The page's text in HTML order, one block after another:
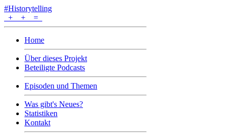
#Historytelling
+
+ =
Home
Über dieses Projekt
Beteiligte Podcasts
Episoden und Themen
Was gibt's Neues?
Statistiken
Kontakt